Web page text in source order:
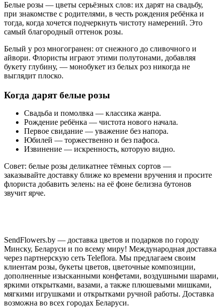
Белые розы — цветы серьёзных слов: их дарят на свадьбу,
при знакомстве с родителями, в честь рождения ребёнка и
тогда, когда хочется подчеркнуть чистоту намерений. Это
самый благородный оттенок розы.
Белый у роз многогранен: от снежного до сливочного и
айвори. Флористы играют этими полутонами, добавляя
букету глубину, — монобукет из белых роз никогда не
выглядит плоско.
Когда дарят белые розы
Свадьба и помолвка — классика жанра.
Рождение ребёнка — чистота нового начала.
Первое свидание — уважение без напора.
Юбилей — торжественно и без пафоса.
Извинение — искренность, которую видно.
Совет: белые розы деликатнее тёмных сортов —
заказывайте доставку ближе ко времени вручения и просите
флориста добавить зелень: на её фоне белизна бутонов
звучит ярче.
Доставка белых роз по Минску и Беларуси
Заказать белые розы можно онлайн за пару минут —
привезём свежими к торжеству или свиданию, по Минску и
всей Беларуси.
Остались вопросы?Позвоните нам — подберём оттенок
белого под ваш повод.
SendFlowers.by — доставка цветов и подарков по городу
Минску, Беларуси и по всему миру! Международная доставка
через партнерскую сеть Teleflora. Мы предлагаем своим
клиентам розы, букеты цветов, цветочные композиции,
дополненные изысканными конфетами, воздушными шарами,
яркими открытками, вазами, а также плюшевыми мишками,
мягкими игрушками и открытками ручной работы. Доставка
возможна во всех городах Беларуси.